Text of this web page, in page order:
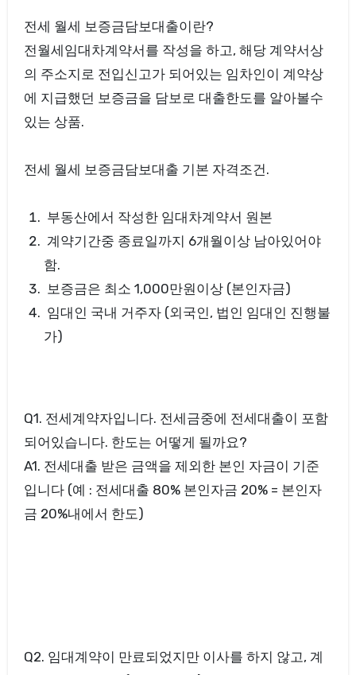
전세 월세 보증금담보대출이란?
전월세임대차계약서를 작성을 하고, 해당 계약서상
의 주소지로 전입신고가 되어있는 임차인이 계약상
에 지급했던 보증금을 담보로 대출한도를 알아볼수
있는 상품.
전세 월세 보증금담보대출 기본 자격조건.
부동산에서 작성한 임대차계약서 원본
계약기간중 종료일까지 6개월이상 남아있어야
함.
보증금은 최소 1,000만원이상 (본인자금)
임대인 국내 거주자 (외국인, 법인 임대인 진행불
가)
Q1. 전세계약자입니다. 전세금중에 전세대출이 포함
되어있습니다. 한도는 어떻게 될까요?
A1. 전세대출 받은 금액을 제외한 본인 자금이 기준
입니다 (예 : 전세대출 80% 본인자금 20% = 본인자
금 20%내에서 한도)
Q2. 임대계약이 만료되었지만 이사를 하지 않고, 계